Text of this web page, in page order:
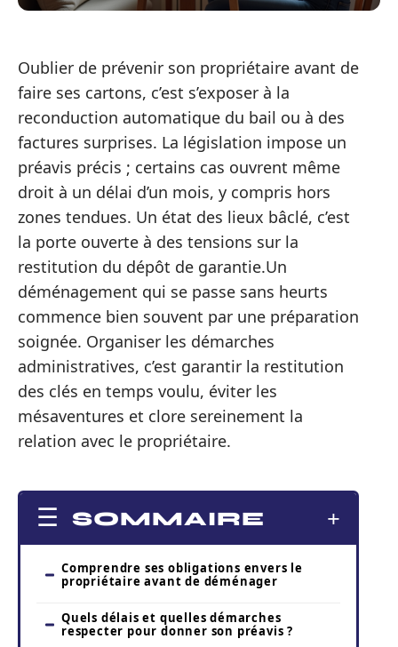
Oublier de prévenir son propriétaire avant de
faire ses cartons, c’est s’exposer à la
reconduction automatique du bail ou à des
factures surprises. La législation impose un
préavis précis ; certains cas ouvrent même
droit à un délai d’un mois, y compris hors
zones tendues. Un état des lieux bâclé, c’est
la porte ouverte à des tensions sur la
restitution du dépôt de garantie.Un
déménagement qui se passe sans heurts
commence bien souvent par une préparation
soignée. Organiser les démarches
administratives, c’est garantir la restitution
des clés en temps voulu, éviter les
mésaventures et clore sereinement la
relation avec le propriétaire.
SOMMAIRE
Comprendre ses obligations envers le
propriétaire avant de déménager
Quels délais et quelles démarches
respecter pour donner son préavis ?